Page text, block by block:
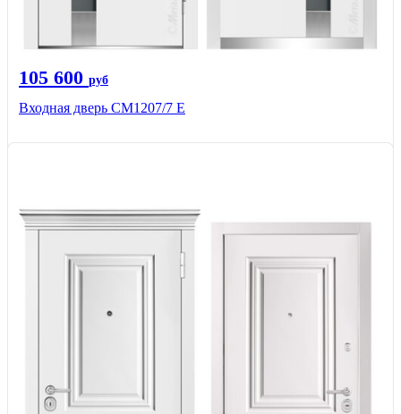
105 600 руб
Входная дверь СМ1207/7 E